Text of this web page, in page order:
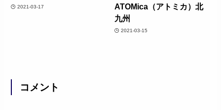
2021-03-17
ATOMica（アトミカ）北
九州
2021-03-15
コメント